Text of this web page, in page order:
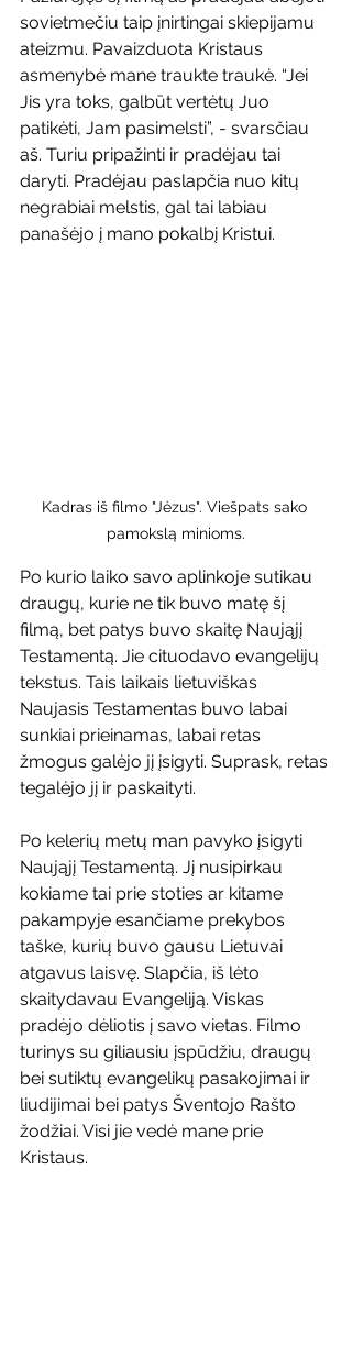
sovietmečiu taip įnirtingai skiepijamu
ateizmu. Pavaizduota Kristaus
asmenybė mane traukte traukė. “Jei
Jis yra toks, galbūt vertėtų Juo
patikėti, Jam pasimelsti”, - svarsčiau
aš. Turiu pripažinti ir pradėjau tai
daryti. Pradėjau paslapčia nuo kitų
negrabiai melstis, gal tai labiau
panašėjo į mano pokalbį Kristui.
Kadras iš filmo "Jėzus". Viešpats sako
pamokslą minioms.
Po kurio laiko savo aplinkoje sutikau
draugų, kurie ne tik buvo matę šį
filmą, bet patys buvo skaitę Naująjį
Testamentą. Jie cituodavo evangelijų
tekstus. Tais laikais lietuviškas
Naujasis Testamentas buvo labai
sunkiai prieinamas, labai retas
žmogus galėjo jį įsigyti. Suprask, retas
tegalėjo jį ir paskaityti.
Po kelerių metų man pavyko įsigyti
Naująjį Testamentą. Jį nusipirkau
kokiame tai prie stoties ar kitame
pakampyje esančiame prekybos
taške, kurių buvo gausu Lietuvai
atgavus laisvę. Slapčia, iš lėto
skaitydavau Evangeliją. Viskas
pradėjo dėliotis į savo vietas. Filmo
turinys su giliausiu įspūdžiu, draugų
bei sutiktų evangelikų pasakojimai ir
liudijimai bei patys Šventojo Rašto
žodžiai. Visi jie vedė mane prie
Kristaus.